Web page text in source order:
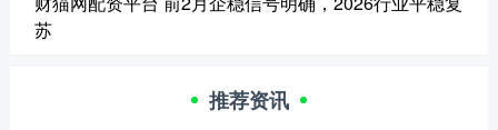
苏
推荐资讯